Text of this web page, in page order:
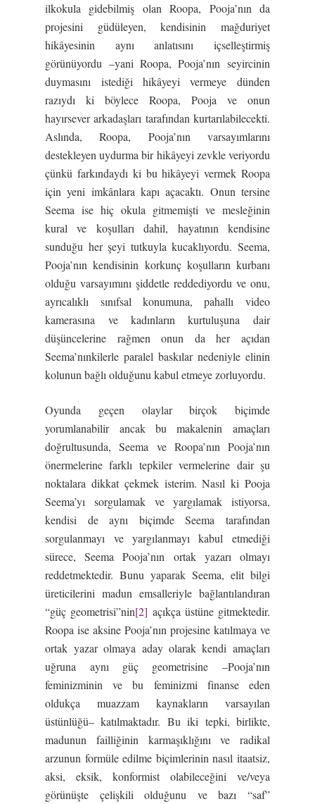
ilkokula gidebilmiş olan Roopa, Pooja’nın da
projesini güdüleyen, kendisinin mağduriyet
hikâyesinin aynı anlatısını içselleştirmiş
görünüyordu –yani Roopa, Pooja’nın seyircinin
duymasını istediği hikâyeyi vermeye dünden
razıydı ki böylece Roopa, Pooja ve onun
hayırsever arkadaşları tarafından kurtarılabilecekti.
Aslında, Roopa, Pooja’nın varsayımlarını
destekleyen uydurma bir hikâyeyi zevkle veriyordu
çünkü farkındaydı ki bu hikâyeyi vermek Roopa
için yeni imkânlara kapı açacaktı. Onun tersine
Seema ise hiç okula gitmemişti ve mesleğinin
kural ve koşulları dahil, hayatının kendisine
sunduğu her şeyi tutkuyla kucaklıyordu. Seema,
Pooja’nın kendisinin korkunç koşulların kurbanı
olduğu varsayımını şiddetle reddediyordu ve onu,
ayrıcalıklı sınıfsal konumuna, pahallı video
kamerasına ve kadınların kurtuluşuna dair
düşüncelerine rağmen onun da her açıdan
Seema’nınkilerle paralel baskılar nedeniyle elinin
kolunun bağlı olduğunu kabul etmeye zorluyordu.
Oyunda geçen olaylar birçok biçimde
yorumlanabilir ancak bu makalenin amaçları
doğrultusunda, Seema ve Roopa’nın Pooja’nın
önermelerine farklı tepkiler vermelerine dair şu
noktalara dikkat çekmek isterim. Nasıl ki Pooja
Seema’yı sorgulamak ve yargılamak istiyorsa,
kendisi de aynı biçimde Seema tarafından
sorgulanmayı ve yargılanmayı kabul etmediği
sürece, Seema Pooja’nın ortak yazarı olmayı
reddetmektedir. Bunu yaparak Seema, elit bilgi
üreticilerini madun emsalleriyle bağlantılandıran
“güç geometrisi”nin[2] açıkça üstüne gitmektedir.
Roopa ise aksine Pooja’nın projesine katılmaya ve
ortak yazar olmaya aday olarak kendi amaçları
uğruna aynı güç geometrisine –Pooja’nın
feminizminin ve bu feminizmi finanse eden
oldukça muazzam kaynakların varsayılan
üstünlüğü– katılmaktadır. Bu iki tepki, birlikte,
madunun failliğinin karmaşıklığını ve radikal
arzunun formüle edilme biçimlerinin nasıl itaatsiz,
aksi, eksik, konformist olabileceğini ve/veya
görünüşte çelişkili olduğunu ve bazı “saf”